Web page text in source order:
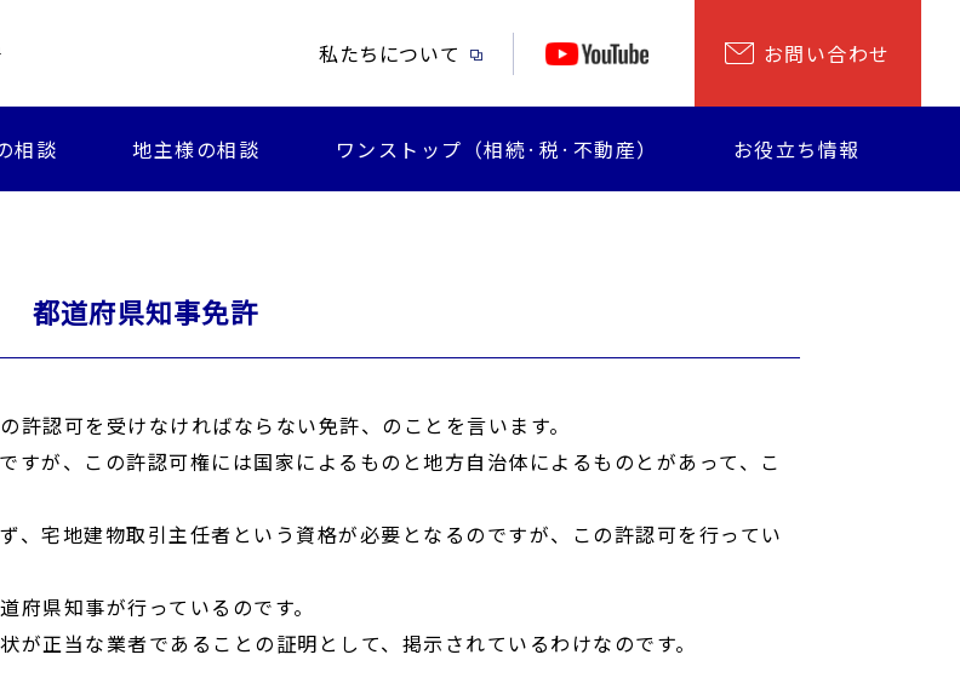
私たちについて お問い合わせ
相談 地主様の相談 ワンストップ（相続·税·不動産） お役立ち情報
都道府県知事免許
認可を受けなければならない免許、のことを言います。
すが、この許認可権には国家によるものと地方自治体によるものとがあって、こ
、宅地建物取引主任者という資格が必要となるのですが、この許認可を行ってい
県知事が行っているのです。
正当な業者であることの証明として、掲示されているわけなのです。